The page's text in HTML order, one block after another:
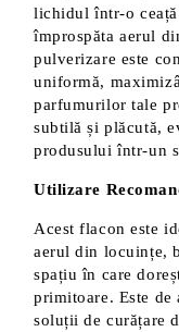
lichidul într-o
împrospăta aerul
pulverizare este
uniformă,
parfumurilor tale
subtilă și plăcută,
produsului într-un
Utilizare
Acest flacon este
aerul din locuințe,
spațiu în care
primitoare. Este de
soluții de curățare